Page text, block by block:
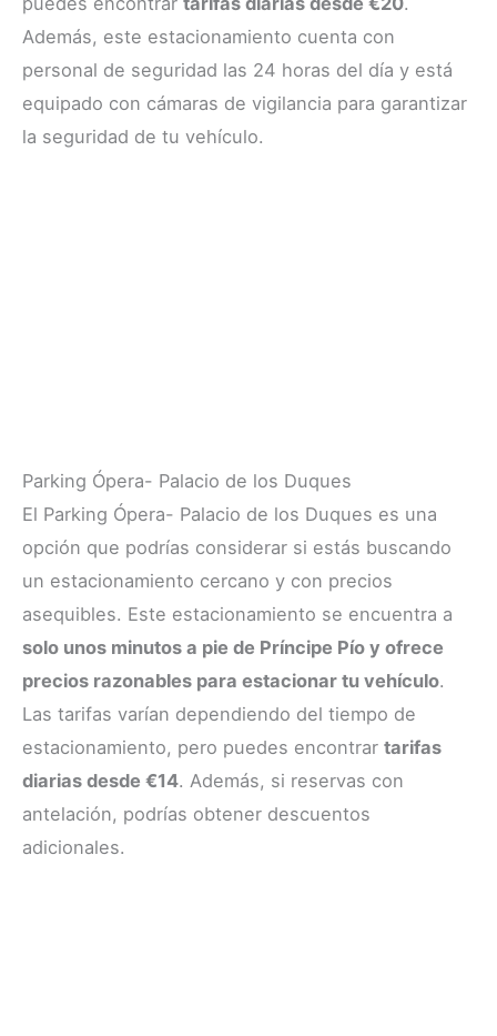
Además, este estacionamiento cuenta con
personal de seguridad las 24 horas del día y está
equipado con cámaras de vigilancia para garantizar
la seguridad de tu vehículo.
Parking Ópera- Palacio de los Duques
El Parking Ópera- Palacio de los Duques es una
opción que podrías considerar si estás buscando
un estacionamiento cercano y con precios
asequibles. Este estacionamiento se encuentra a
solo unos minutos a pie de Príncipe Pío y ofrece
precios razonables para estacionar tu vehículo.
Las tarifas varían dependiendo del tiempo de
estacionamiento, pero puedes encontrar tarifas
diarias desde €14. Además, si reservas con
antelación, podrías obtener descuentos
adicionales.